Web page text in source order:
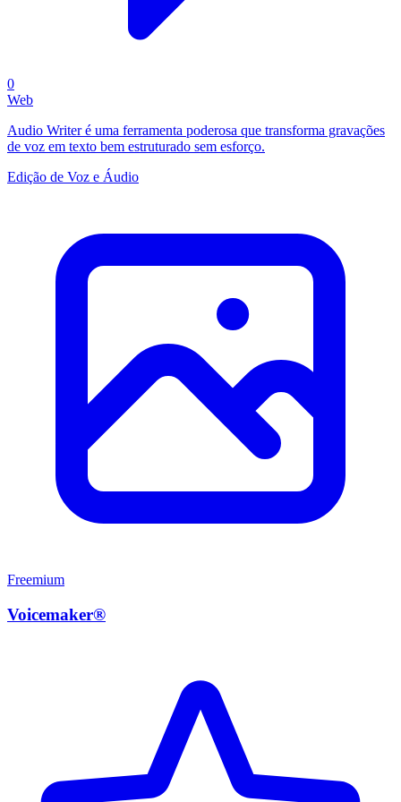
0
Web
Audio Writer é uma ferramenta poderosa que transforma gravações
de voz em texto bem estruturado sem esforço.
Edição de Voz e Áudio
Freemium
Voicemaker®